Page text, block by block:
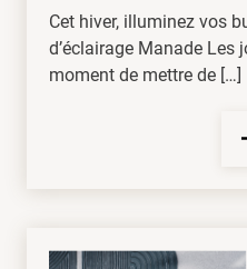
Cet hiver, illuminez vos
d’éclairage Manade Les
moment de mettre de […]